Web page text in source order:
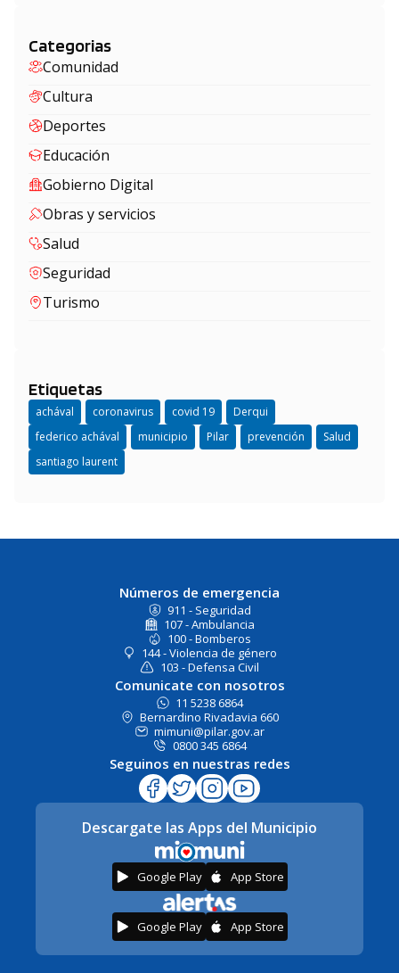
Categorias
Comunidad
Cultura
Deportes
Educación
Gobierno Digital
Obras y servicios
Salud
Seguridad
Turismo
Etiquetas
achával coronavirus covid 19
Derqui
federico achával
municipio Pilar prevención
Salud
santiago laurent
Números de emergencia
911 - Seguridad
107 - Ambulancia
100 - Bomberos
144 - Violencia de género
103 - Defensa Civil
Comunicate con nosotros
11 5238 6864
Bernardino Rivadavia 660
mimuni@pilar.gov.ar
0800 345 6864
Seguinos en nuestras redes
Descargate las Apps del Municipio
Google Play App Store
Google Play App Store